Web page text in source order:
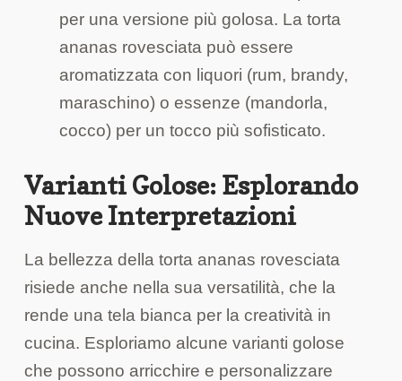
per una versione più golosa. La torta
ananas rovesciata può essere
aromatizzata con liquori (rum, brandy,
maraschino) o essenze (mandorla,
cocco) per un tocco più sofisticato.
Varianti Golose: Esplorando
Nuove Interpretazioni
La bellezza della torta ananas rovesciata
risiede anche nella sua versatilità, che la
rende una tela bianca per la creatività in
cucina. Esploriamo alcune varianti golose
che possono arricchire e personalizzare